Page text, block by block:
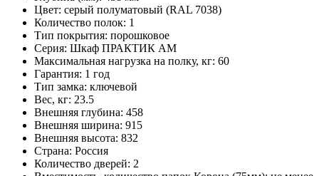
Цвет: серый полуматовый (RAL 7038)
Количество полок: 1
Тип покрытия: порошковое
Серия: Шкаф ПРАКТИК AM
Максимальная нагрузка на полку, кг: 60
Гарантия: 1 год
Тип замка: ключевой
Вес, кг: 23.5
Внешняя глубина: 458
Внешняя ширина: 915
Внешняя высота: 832
Страна: Россия
Количество дверей: 2